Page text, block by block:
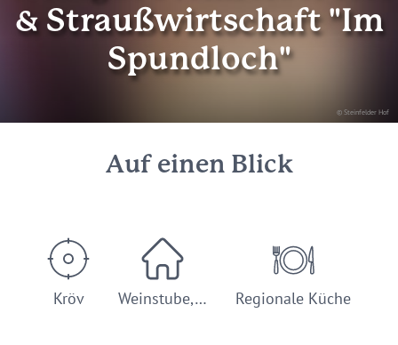
© Steinfelder Hof
& Straußwirtschaft "Im
Spundloch"
Auf einen Blick
Kröv Weinstube,… Regionale Küche